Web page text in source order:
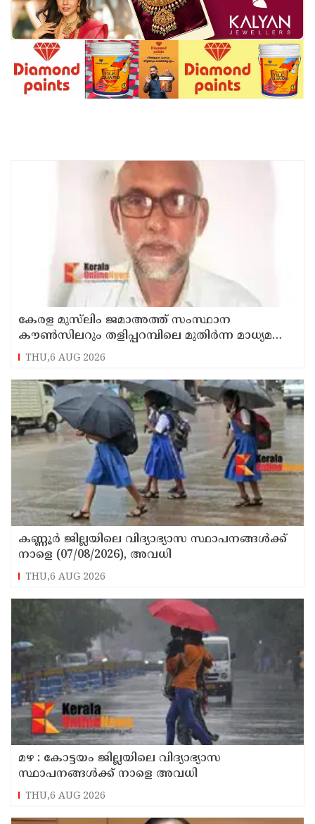
കേരള മുസ്‌ലിം ജമാഅത്ത് സംസ്ഥാന
കൗൺസിലറും തളിപ്പറമ്പിലെ മുതിർന്ന മാധ്യമ
പ്രവർത്തകനുമായ ബി എ അലി മൊഗ്രാൽ
നിര്യാതനായി
THU,6 AUG 2026
കണ്ണൂർ ജില്ലയിലെ വിദ്യാഭ്യാസ സ്ഥാപനങ്ങള്‍ക്ക്
നാളെ (07/08/2026), അവധി
THU,6 AUG 2026
മഴ : കോട്ടയം ജില്ലയിലെ വിദ്യാഭ്യാസ
സ്ഥാപനങ്ങൾക്ക് നാളെ അവധി
THU,6 AUG 2026